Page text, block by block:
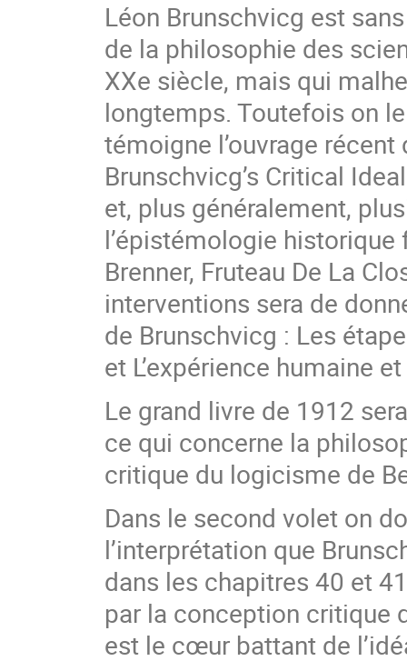
Léon Brunschvicg est
de la philosophie des
XXe siècle, mais qui
longtemps. Toutefois on
témoigne l’ouvrage
Brunschvicg’s Critical
et, plus généralement,
l’épistémologie
Brenner, Fruteau De La
interventions sera de
de Brunschvicg : Les
et L’expérience humaine
Le grand livre de 1912
ce qui concerne la
critique du logicisme de
Dans le second volet on
l’interprétation que
dans les chapitres 40 et
par la conception critique
est le cœur battant de